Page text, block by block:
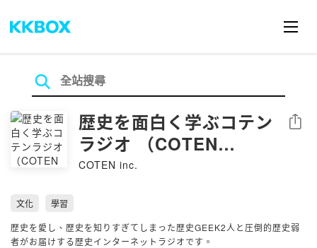
歴史を面白く学ぶコテン
ラジオ （COTEN
RADIO）
COTEN inc.
分享
文化
學習
歴史を愛し、歴史を知りすぎてしまった歴史GEEK2人と圧倒的歴史弱
者がお届けする歴史インターネットラジオです。